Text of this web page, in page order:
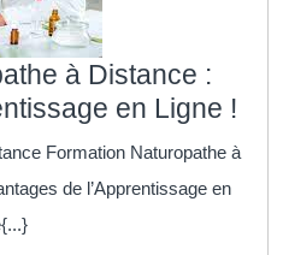
à Distance :
en Ligne !
Formation Naturopathe à
de l’Apprentissage en